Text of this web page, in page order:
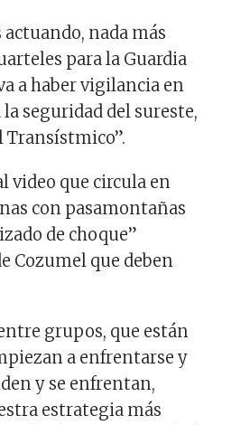
nada más
para la Guardia
a haber vigilancia en
seguridad del sureste,
Transístmico”.
video que circula en
con pasamontañas
de choque”
Cozumel que deben
grupos, que están
a enfrentarse y
y se enfrentan,
estrategia más